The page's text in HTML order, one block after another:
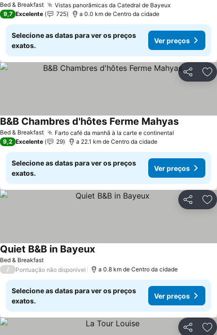
Bed & Breakfast Vistas panorâmicas da Catedral de BayeuxVer preços
9,7 Excelente 725 a 0.0 km de Centro da cidade
Selecione as datas para ver os preços
exatos.
Ver preços
Partilhar
Bed & Breakfast Farto café da manhã à la carte e continental
B&B Chambres d'hôtes Ferme MahyasVer
9,2 Excelente 29 a 22.1 km de Centro da cidade
Selecione as datas para ver os preços
exatos.
Ver preços
Partilhar
Bed & Breakfast
Quiet B&B in BayeuxVer preços
/ Pontuação não disponível a 0.8 km de Centro da cidade
Selecione as datas para ver os preços
exatos.
Ver preços
Partilhar